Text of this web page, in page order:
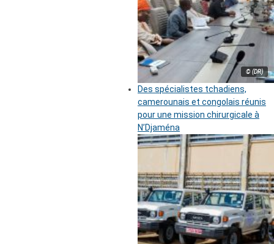
© (DR)
Des spécialistes tchadiens,
camerounais et congolais réunis
pour une mission chirurgicale à
N’Djaména